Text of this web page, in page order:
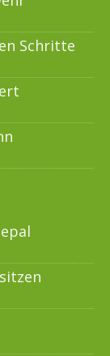
Schritte